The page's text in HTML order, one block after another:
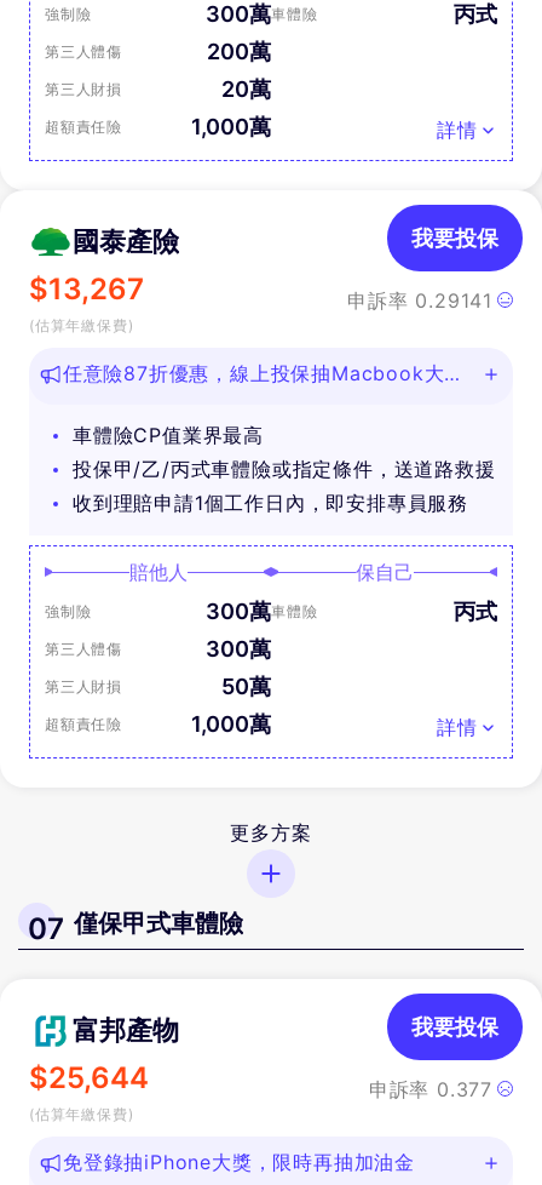
強制險 300萬
第三人體傷 200萬
第三人財損 20萬
超額責任險 1,000萬
車體險 丙式
詳情
國泰產險
$13,267
(估算年繳保費)
申訴率 0.29141
我要投保
任意險87折優惠，線上投保抽Macbook大
車體險CP值業界最高
投保甲/乙/丙式車體險或指定條件，送道路救援
收到理賠申請1個工作日內，即安排專員服務
賠他人
強制險 300萬
第三人體傷 300萬
第三人財損 50萬
超額責任險 1,000萬
保自己
車體險 丙式
詳情
更多方案
07 僅保甲式車體險
富邦產物
$25,644
(估算年繳保費)
申訴率 0.377
我要投保
免登錄抽iPhone大獎，限時再抽加油金